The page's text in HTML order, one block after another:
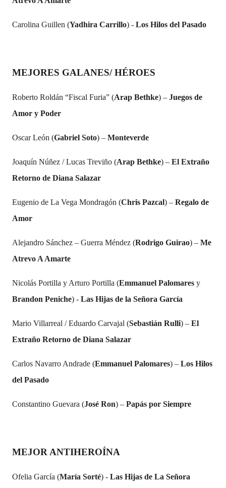
Carolina Guillen (Yadhira Carrillo) - Los Hilos del Pasado
MEJORES GALANES/ HÉROES
Roberto Roldán “Fiscal Furia” (Arap Bethke) – Juegos de
Amor y Poder
Oscar León (Gabriel Soto) – Monteverde
Joaquín Núñez / Lucas Treviño (Arap Bethke) – El Extraño
Retorno de Diana Salazar
Eugenio de La Vega Mondragón (Chris Pazcal) – Regalo de
Amor
Alejandro Sánchez – Guerra Méndez (Rodrigo Guirao) – Me
Atrevo A Amarte
Nicolás Portilla y Arturo Portilla (Emmanuel Palomares y
Brandon Peniche) - Las Hijas de la Señora García
Mario Villarreal / Eduardo Carvajal (Sebastián Rulli) – El
Extraño Retorno de Diana Salazar
Carlos Navarro Andrade (Emmanuel Palomares) – Los Hilos
del Pasado
Constantino Guevara (José Ron) – Papás por Siempre
MEJOR ANTIHEROÍNA
Ofelia García (María Sorté) - Las Hijas de La Señora